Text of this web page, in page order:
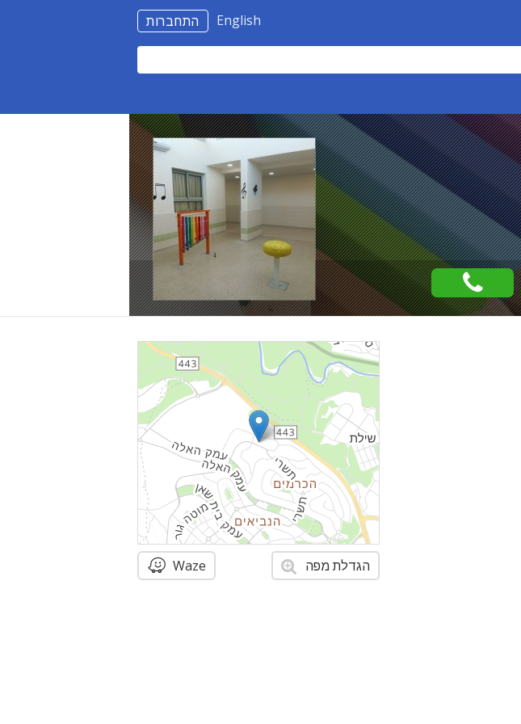
התחברות English
הגדלת מפה Waze